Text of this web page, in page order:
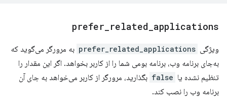
prefer related applications
ویژگی prefer_related_applications به مرورگر می‌گوید که
به‌جای برنامه وب، برنامه بومی شما را از کاربر بخواهد. اگر این مقدار را
تنظیم نشده یا false بگذارید، مرورگر از کاربر می‌خواهد به جای آن
برنامه وب را نصب کند.